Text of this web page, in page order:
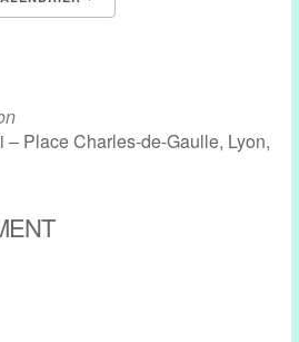
– Place Charles-de-Gaulle, Lyon,